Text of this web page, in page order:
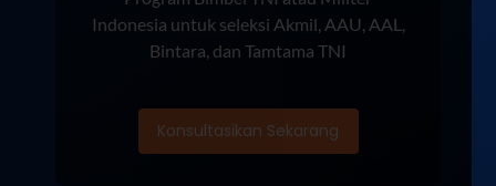
Indonesia untuk seleksi Akmil, AAU, AAL,
Bintara, dan Tamtama TNI
Konsultasikan Sekarang